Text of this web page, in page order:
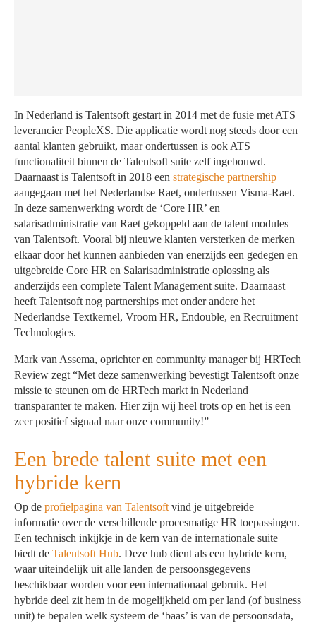
In Nederland is Talentsoft gestart in 2014 met de fusie met ATS
leverancier PeopleXS. Die applicatie wordt nog steeds door een
aantal klanten gebruikt, maar ondertussen is ook ATS
functionaliteit binnen de Talentsoft suite zelf ingebouwd.
Daarnaast is Talentsoft in 2018 eenstrategische partnership
aangegaan met het Nederlandse Raet, ondertussen Visma-Raet.
In deze samenwerking wordt de ‘Core HR’ en
salarisadministratie van Raet gekoppeld aan de talent modules
van Talentsoft. Vooral bij nieuwe klanten versterken de merken
elkaar door het kunnen aanbieden van enerzijds een gedegen en
uitgebreide Core HR en Salarisadministratie oplossing als
anderzijds een complete Talent Management suite. Daarnaast
heeft Talentsoft nog partnerships met onder andere het
Nederlandse Textkernel, Vroom HR, Endouble, en Recruitment
Technologies.
Mark van Assema, oprichter en community manager bij HRTech
Review zegt “Met deze samenwerking bevestigt Talentsoft onze
missie te steunen om de HRTech markt in Nederland
transparanter te maken. Hier zijn wij heel trots op en het is een
zeer positief signaal naar onze community!”
Een brede talent suite met een
hybride kern
Op deprofielpagina van Talentsoft vind je uitgebreide
informatie over de verschillende procesmatige HR toepassingen.
Een technisch inkijkje in de kern van de internationale suite
biedt deTalentsoft Hub. Deze hub dient als een hybride kern,
waar uiteindelijk uit alle landen de persoonsgegevens
beschikbaar worden voor een internationaal gebruik. Het
hybride deel zit hem in de mogelijkheid om per land (of business
unit) te bepalen welk systeem de ‘baas’ is van de persoonsdata,